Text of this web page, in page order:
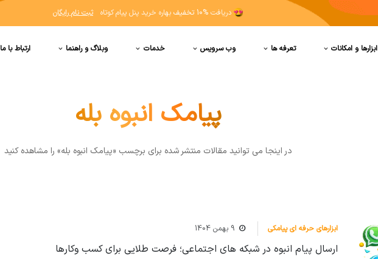
دریافت 10% تخفیف بهاره خرید پنل پیام کوتاه ثبت نام رایگان
ابزارها و امکانات تعرفه ها وب سرویس خدمات وبلاگ و راهنما ارتباط با ما
پیامک انبوه بله
در اينجا مي توانيد مقالات منتشر شده برای برچسب «پیامک انبوه بله» را مشاهده کنيد
ابزارهای حرفه ای پیامکی 9 بهمن 1404
ارسال پیام انبوه در شبکه های اجتماعی؛ فرصت طلایی برای کسب وکارها